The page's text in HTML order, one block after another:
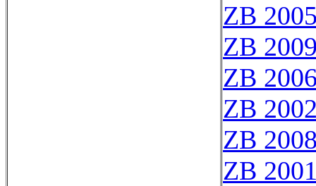
ZB
ZB
ZB
ZB
ZB
ZB